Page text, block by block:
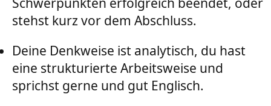
stehst kurz vor dem Abschluss.
Deine Denkweise ist analytisch, du hast
eine strukturierte Arbeitsweise und
sprichst gerne und gut Englisch.